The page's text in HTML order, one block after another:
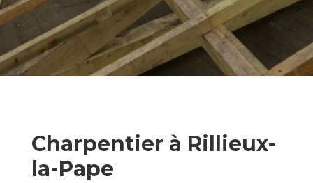
Charpentier à Rillieux-
la-Pape